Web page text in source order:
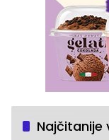
Najčitanije